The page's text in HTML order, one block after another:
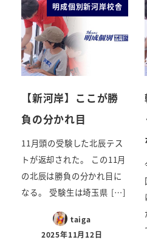
明成個別新河岸校舎
【新河岸】ここが勝
負の分かれ目
11月頭の受験した北辰テス
トが返却された。 この11月
の北辰は勝負の分かれ目に
なる。 受験生は埼玉県 […]
taiga
2025年11月12日